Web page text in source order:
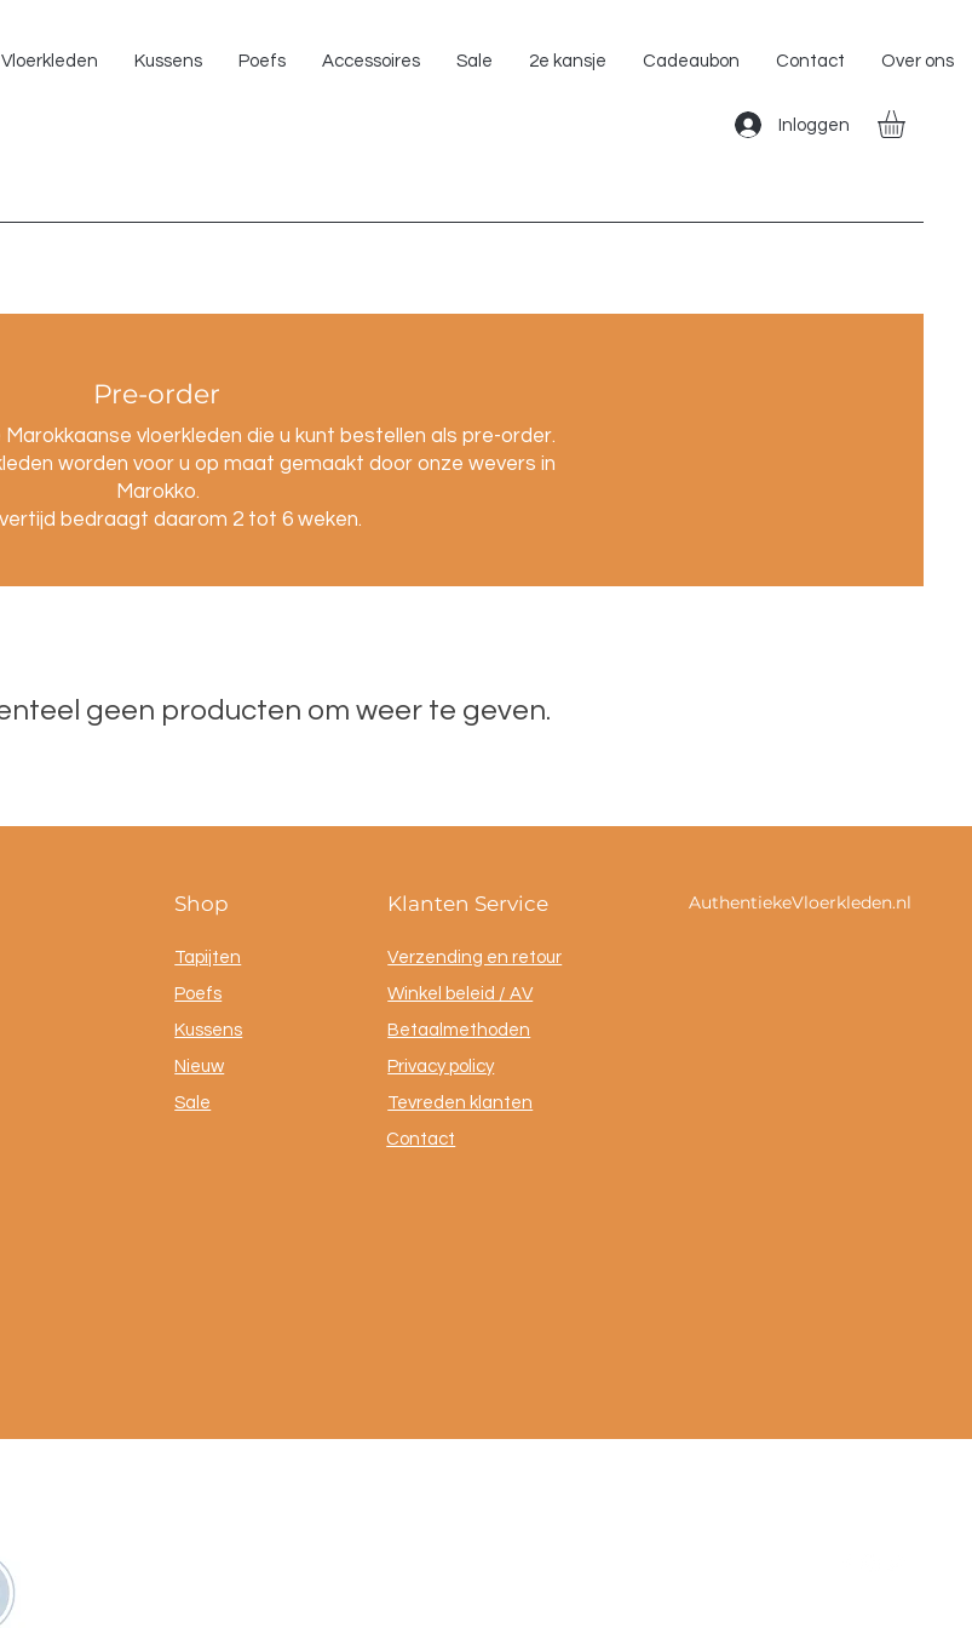
Vloerkleden Kussens Poefs Accessoires Sale 2e kansje Cadeaubon Contact Over ons
Inloggen
Pre-order
Marokkaanse vloerkleden die u kunt bestellen als pre-order.
worden voor u op maat gemaakt door onze wevers in
Marokko.
bedraagt daarom 2 tot 6 weken.
geen producten om weer te geven.
Shop
Tapijten
Poefs
Kussens
Nieuw
Sale
Klanten Service
Verzending en retour
Winkel beleid / AV
Betaalmethoden
Privacy policy
Tevreden klanten
Contact
AuthentiekeVloerkleden.nl